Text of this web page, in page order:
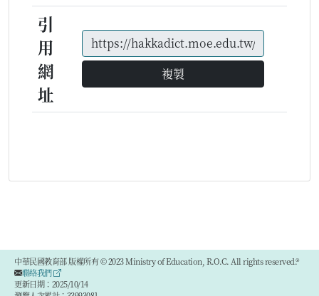
引
用
網
址
複製
中華民國教育部 版權所有 © 2023 Ministry of Education, R.O.C. All rights reserved.®
聯絡我們
更新日期：2025/10/14